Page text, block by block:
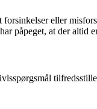
eller
påpeget, at der altid